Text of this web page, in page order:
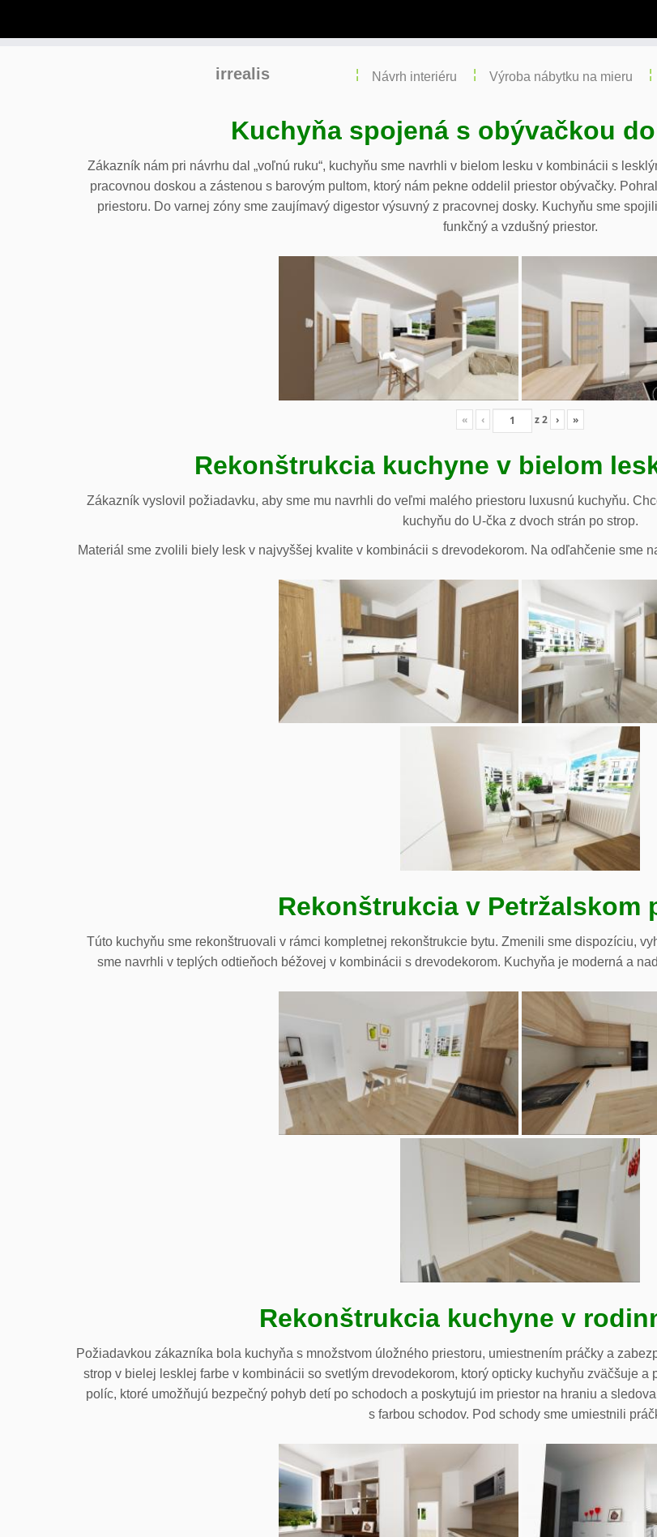
irrealis Návrh interiéru Výroba nábytku na mieru
Kuchyňa spojená s obývačkou
Zákazník nám pri návrhu dal „voľnú ruku“, kuchyňu sme navrhli v bielom lesku v kombinácii s
pracovnou doskou a zástenou s barovým pultom, ktorý nám pekne oddelil priestor obývačky.
priestoru. Do varnej zóny sme zaujímavý digestor výsuvný z pracovnej dosky. Kuchyňu sme
funkčný a vzdušný priestor.
« ‹ z2 › »
Rekonštrukcia kuchyne v bielom
Zákazník vyslovil požiadavku, aby sme mu navrhli do veľmi malého priestoru luxusnú kuchyňu.
kuchyňu do U-čka z dvoch strán po strop.
Materiál sme zvolili biely lesk v najvyššej kvalite v kombinácii s drevodekorom. Na odľahčenie sme
Rekonštrukcia v Petržalskom
Túto kuchyňu sme rekonštruovali v rámci kompletnej rekonštrukcie bytu. Zmenili sme dispozíciu,
sme navrhli v teplých odtieňoch béžovej v kombinácii s drevodekorom. Kuchyňa je moderná a
Rekonštrukcia kuchyne v
Požiadavkou zákazníka bola kuchyňa s množstvom úložného priestoru, umiestnením práčky a
strop v bielej lesklej farbe v kombinácii so svetlým drevodekorom, ktorý opticky kuchyňu zväčšuje
políc, ktoré umožňujú bezpečný pohyb detí po schodoch a poskytujú im priestor na hraniu a
s farbou schodov. Pod schody sme umiestnili